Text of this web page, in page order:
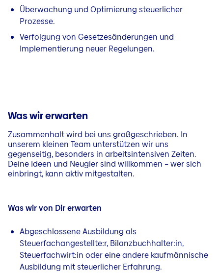
Überwachung und Optimierung steuerlicher
Prozesse.
Verfolgung von Gesetzesänderungen und
Implementierung neuer Regelungen.
Was wir erwarten
Zusammenhalt wird bei uns großgeschrieben. In
unserem kleinen Team unterstützen wir uns
gegenseitig, besonders in arbeitsintensiven Zeiten.
Deine Ideen und Neugier sind willkommen – wer sich
einbringt, kann aktiv mitgestalten.
Was wir von Dir erwarten
Abgeschlossene Ausbildung als
Steuerfachangestellte:r, Bilanzbuchhalter:in,
Steuerfachwirt:in oder eine andere kaufmännische
Ausbildung mit steuerlicher Erfahrung.